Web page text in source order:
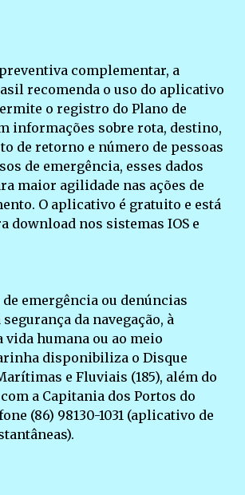
complementar, a
recomenda o uso do aplicativo
o registro do Plano de
informações sobre rota, destino,
de retorno e número de pessoas
de emergência, esses dados
maior agilidade nas ações de
O aplicativo é gratuito e está
download nos sistemas IOS e
emergência ou denúncias
da navegação, à
vida humana ou ao meio
disponibiliza o Disque
e Fluviais (185), além do
a Capitania dos Portos do
(86) 98130-1031 (aplicativo de